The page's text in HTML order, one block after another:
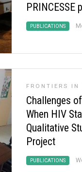
PRINCESSE
PUBLICATIONS
FRONTIERS IN
Challenges
When HIV
Qualitative
Project
PUBLICATIONS